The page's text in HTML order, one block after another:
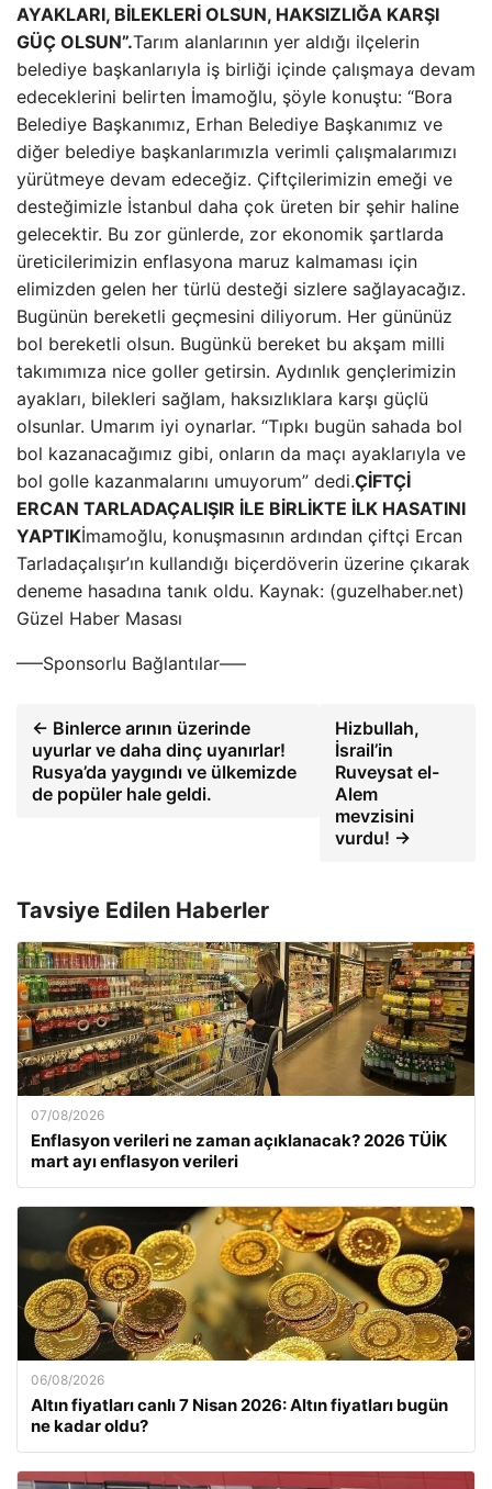
AYAKLARI, BİLEKLERİ OLSUN, HAKSIZLIĞA KARŞI
GÜÇ OLSUN”.Tarım alanlarının yer aldığı ilçelerin
belediye başkanlarıyla iş birliği içinde çalışmaya devam
edeceklerini belirten İmamoğlu, şöyle konuştu: “Bora
Belediye Başkanımız, Erhan Belediye Başkanımız ve
diğer belediye başkanlarımızla verimli çalışmalarımızı
yürütmeye devam edeceğiz. Çiftçilerimizin emeği ve
desteğimizle İstanbul daha çok üreten bir şehir haline
gelecektir. Bu zor günlerde, zor ekonomik şartlarda
üreticilerimizin enflasyona maruz kalmaması için
elimizden gelen her türlü desteği sizlere sağlayacağız.
Bugünün bereketli geçmesini diliyorum. Her gününüz
bol bereketli olsun. Bugünkü bereket bu akşam milli
takımımıza nice goller getirsin. Aydınlık gençlerimizin
ayakları, bilekleri sağlam, haksızlıklara karşı güçlü
olsunlar. Umarım iyi oynarlar. “Tıpkı bugün sahada bol
bol kazanacağımız gibi, onların da maçı ayaklarıyla ve
bol golle kazanmalarını umuyorum” dedi.ÇİFTÇİ
ERCAN TARLADAÇALIŞIR İLE BİRLİKTE İLK HASATINI
YAPTIKİmamoğlu, konuşmasının ardından çiftçi Ercan
Tarladaçalışır’ın kullandığı biçerdöverin üzerine çıkarak
deneme hasadına tanık oldu. Kaynak: (guzelhaber.net)
Güzel Haber Masası
—–Sponsorlu Bağlantılar—–
← Binlerce arının üzerinde
uyurlar ve daha dinç uyanırlar!
Rusya’da yaygındı ve ülkemizde
de popüler hale geldi.
Hizbullah,
İsrail’in
Ruveysat el-
Alem
mevzisini
vurdu! →
Tavsiye Edilen Haberler
07/08/2026
Enflasyon verileri ne zaman açıklanacak? 2026 TÜİK
mart ayı enflasyon verileri
06/08/2026
Altın fiyatları canlı 7 Nisan 2026: Altın fiyatları bugün
ne kadar oldu?